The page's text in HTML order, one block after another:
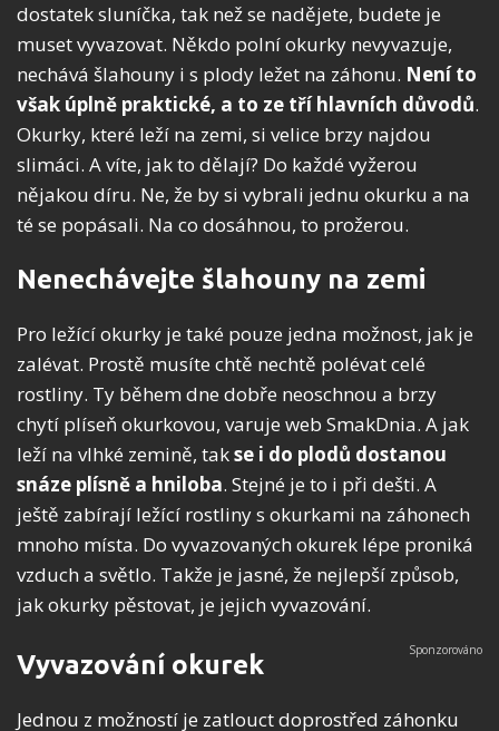
dostatek sluníčka, tak než se nadějete, budete je
muset vyvazovat. Někdo polní okurky nevyvazuje,
nechává šlahouny i s plody ležet na záhonu. Není to
však úplně praktické, a to ze tří hlavních důvodů.
Okurky, které leží na zemi, si velice brzy najdou
slimáci. A víte, jak to dělají? Do každé vyžerou
nějakou díru. Ne, že by si vybrali jednu okurku a na
té se popásali. Na co dosáhnou, to prožerou.
Nenechávejte šlahouny na zemi
Pro ležící okurky je také pouze jedna možnost, jak je
zalévat. Prostě musíte chtě nechtě polévat celé
rostliny. Ty během dne dobře neoschnou a brzy
chytí plíseň okurkovou, varuje web SmakDnia. A jak
leží na vlhké zemině, takse i do plodů dostanou
snáze plísně a hniloba. Stejné je to i při dešti. A
ještě zabírají ležící rostliny s okurkami na záhonech
mnoho místa. Do vyvazovaných okurek lépe proniká
vzduch a světlo. Takže je jasné, že nejlepší způsob,
jak okurky pěstovat, je jejich vyvazování.
Vyvazování okurek
Jednou z možností je zatlouct doprostřed záhonku